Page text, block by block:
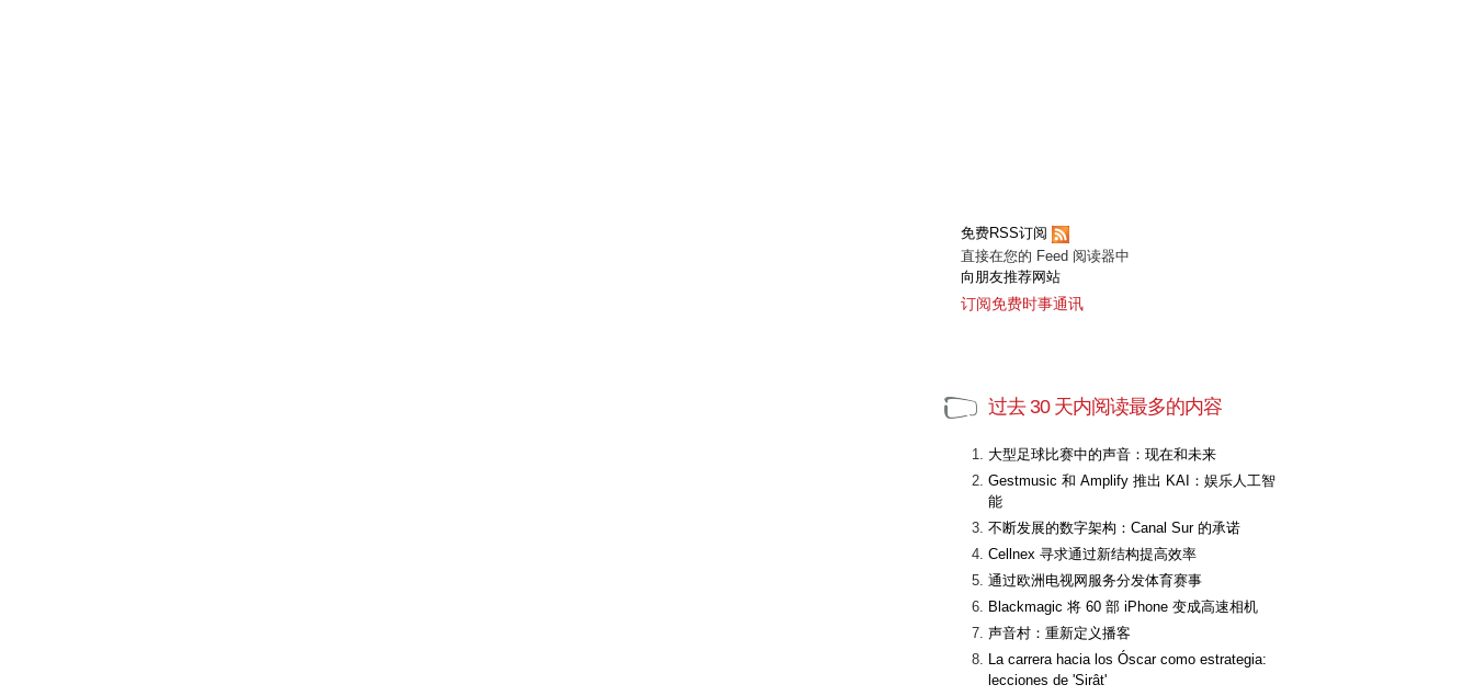
免费RSS订阅
直接在您的 Feed 阅读器中
向朋友推荐网站
订阅免费时事通讯
过去 30 天内阅读最多的内容
大型足球比赛中的声音：现在和未来
Gestmusic 和 Amplify 推出 KAI：娱乐人工智
能
不断发展的数字架构：Canal Sur 的承诺
Cellnex 寻求通过新结构提高效率
通过欧洲电视网服务分发体育赛事
Blackmagic 将 60 部 iPhone 变成高速相机
声音村：重新定义播客
La carrera hacia los Óscar como estrategia:
lecciones de 'Sirât'